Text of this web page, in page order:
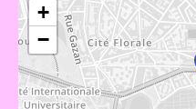
+
−